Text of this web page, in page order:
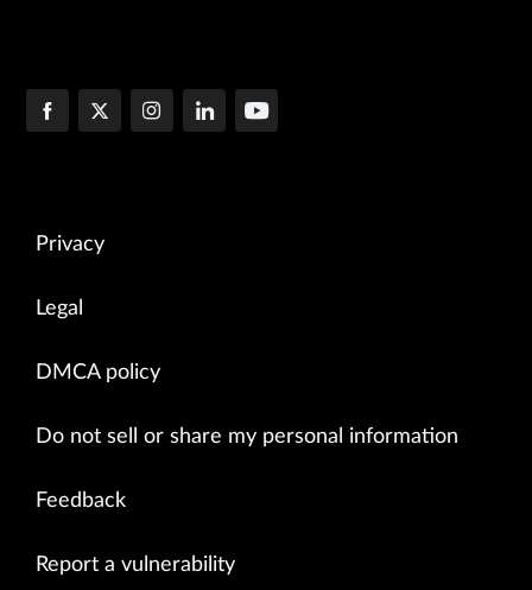
Privacy
Legal
DMCA policy
Do not sell or share my personal information
Feedback
Report a vulnerability